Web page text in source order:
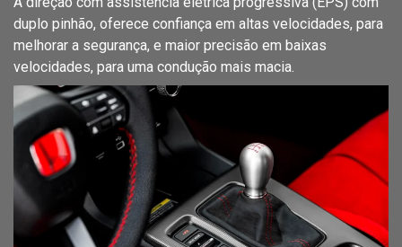
duplo pinhão, oferece confiança em altas velocidades, para
melhorar a segurança, e maior precisão em baixas
velocidades, para uma condução mais macia.